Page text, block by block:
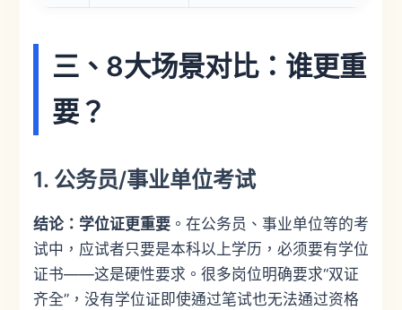
三、8大场景对比：谁更重
要？
1. 公务员/事业单位考试
结论：学位证更重要。在公务员、事业单位等的考
试中，应试者只要是本科以上学历，必须要有学位
证书——这是硬性要求。很多岗位明确要求“双证
齐全”，没有学位证即使通过笔试也无法通过资格